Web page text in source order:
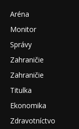
Aréna
Monitor
Správy
Zahraničie
Zahraničie
Titulka
Ekonomika
Zdravotníctvo